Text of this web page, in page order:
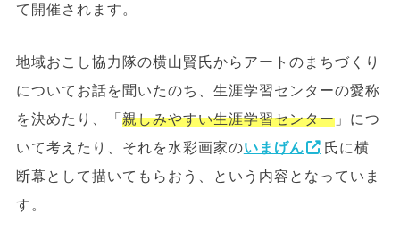
て開催されます。
地域おこし協力隊の横山賢氏からアートのまちづくり
についてお話を聞いたのち、生涯学習センターの愛称
を決めたり、「親しみやすい生涯学習センター」につ
いて考えたり、それを水彩画家のいまげん
氏に横
断幕として描いてもらおう、という内容となっていま
す。